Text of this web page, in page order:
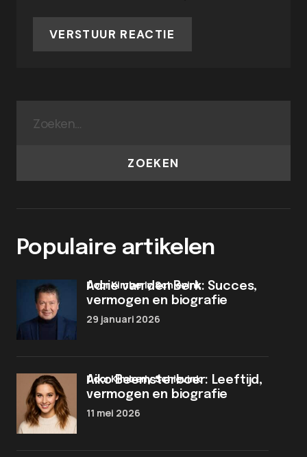
VERSTUUR REACTIE
ZOEKEN
Populaire artikelen
Adrie van den Berk: Succes,
vermogen en biografie
door Kimberly Schievink
29 januari 2026
Aiko Beemsterboer: Leeftijd,
vermogen en biografie
door Kimberly Schievink
11 mei 2026